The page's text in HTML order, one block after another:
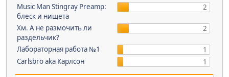
Music Man Stingray Preamp:
блеск и нищета
2
Хм. А не размочить ли
раздельчик?
2
Лабораторная работа №1
1
Carlsbro aka Карлсон
1